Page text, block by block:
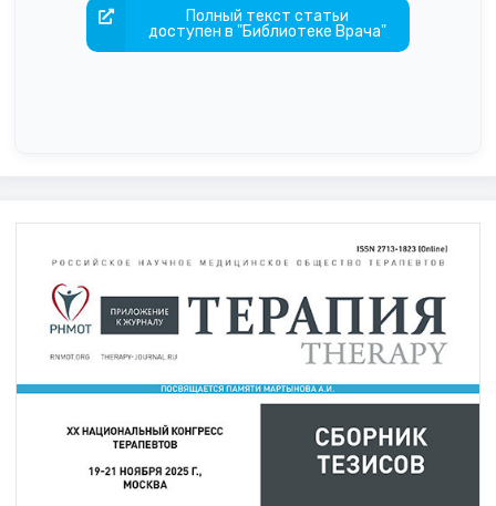
Полный текст статьи
доступен в "Библиотеке Врача"